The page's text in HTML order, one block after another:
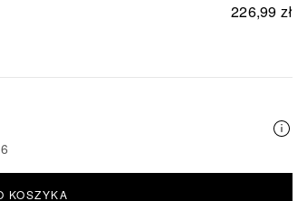
226,99 zł
KOSZYKA